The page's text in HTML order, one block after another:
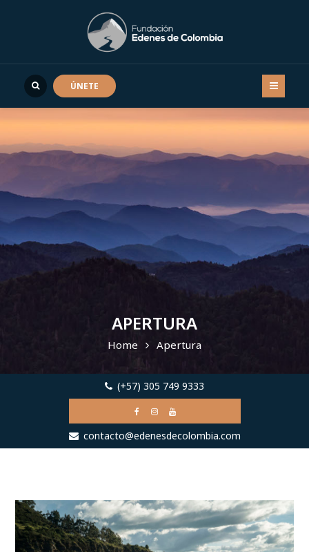
ÚNETE
APERTURA
Home Apertura
(+57) 305 749 9333
contacto@edenesdecolombia.com